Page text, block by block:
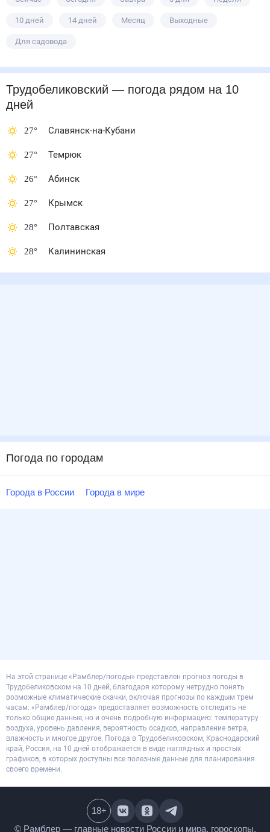
10 дней 14 дней Месяц Выходные
Для садовода
Трудобеликовский— погода рядом на 10
дней
27° Славянск-на-Кубани
27° Темрюк
26° Абинск
27° Крымск
28° Полтавская
28° Калининская
Погода по городам
Города в России Города в мире
На этой странице «Рамблер/погоды» представлен прогноз погоды в
Трудобеликовском на 10 дней, благодаря которому нетрудно понять
возможные климатические скачки, включая прогнозы по каждым трем
часам. «Рамблер/погода» предоставляет возможность отследить не
только общие данные, но и очень подробную информацию: температуру
воздуха, уровень давления, вероятность осадков, направление ветра,
влажность и многое другое. Погода в Трудобеликовском, Краснодарский
край, Россия, на 10 дней отображается в виде наглядных и простых
графиков, в которых доступны все полезные данные для планирования
своего времени.
© Рамблер — главные новости России и мира,
18+